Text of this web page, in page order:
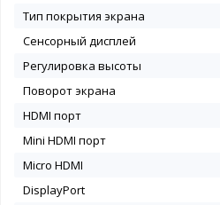
Тип покрытия экрана
Сенсорный дисплей
Регулировка высоты
Поворот экрана
HDMI порт
Mini HDMI порт
Micro HDMI
DisplayPort